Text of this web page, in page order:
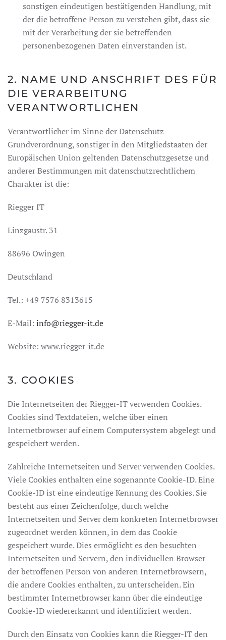
sonstigen eindeutigen bestätigenden Handlung, mit
der die betroffene Person zu verstehen gibt, dass sie
mit der Verarbeitung der sie betreffenden
personenbezogenen Daten einverstanden ist.
2. NAME UND ANSCHRIFT DES FÜR
DIE VERARBEITUNG
VERANTWORTLICHEN
Verantwortlicher im Sinne der Datenschutz-
Grundverordnung, sonstiger in den Mitgliedstaaten der
Europäischen Union geltenden Datenschutzgesetze und
anderer Bestimmungen mit datenschutzrechtlichem
Charakter ist die:
Riegger IT
Linzgaustr. 31
88696 Owingen
Deutschland
Tel.: +49 7576 8313615
E-Mail: info@riegger-it.de
Website: www.riegger-it.de
3. COOKIES
Die Internetseiten der Riegger-IT verwenden Cookies.
Cookies sind Textdateien, welche über einen
Internetbrowser auf einem Computersystem abgelegt und
gespeichert werden.
Zahlreiche Internetseiten und Server verwenden Cookies.
Viele Cookies enthalten eine sogenannte Cookie-ID. Eine
Cookie-ID ist eine eindeutige Kennung des Cookies. Sie
besteht aus einer Zeichenfolge, durch welche
Internetseiten und Server dem konkreten Internetbrowser
zugeordnet werden können, in dem das Cookie
gespeichert wurde. Dies ermöglicht es den besuchten
Internetseiten und Servern, den individuellen Browser
der betroffenen Person von anderen Internetbrowsern,
die andere Cookies enthalten, zu unterscheiden. Ein
bestimmter Internetbrowser kann über die eindeutige
Cookie-ID wiedererkannt und identifiziert werden.
Durch den Einsatz von Cookies kann die Riegger-IT den